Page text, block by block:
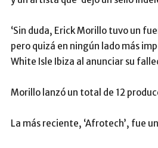
‘Sin duda, Erick Morillo tuvo un
pero quizá en ningún lado más
White Isle Ibiza al anunciar su
Morillo lanzó un total de 12
La más reciente, ‘Afrotech’, fue